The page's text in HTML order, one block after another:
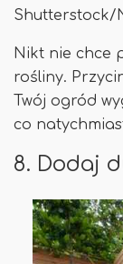
Shutterstock/
Nikt nie chce
rośliny.
Twój ogród
co
8. Dodaj